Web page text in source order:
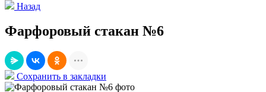
Назад
Фарфоровый стакан №6
Сохранить в закладки